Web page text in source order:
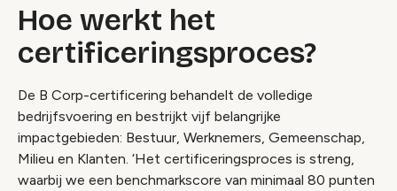
Hoe werkt het
certificeringsproces?
De B Corp-certificering behandelt de volledige
bedrijfsvoering en bestrijkt vijf belangrijke
impactgebieden: Bestuur, Werknemers, Gemeenschap,
Milieu en Klanten. ‘Het certificeringsproces is streng,
waarbij we een benchmarkscore van minimaal 80 punten